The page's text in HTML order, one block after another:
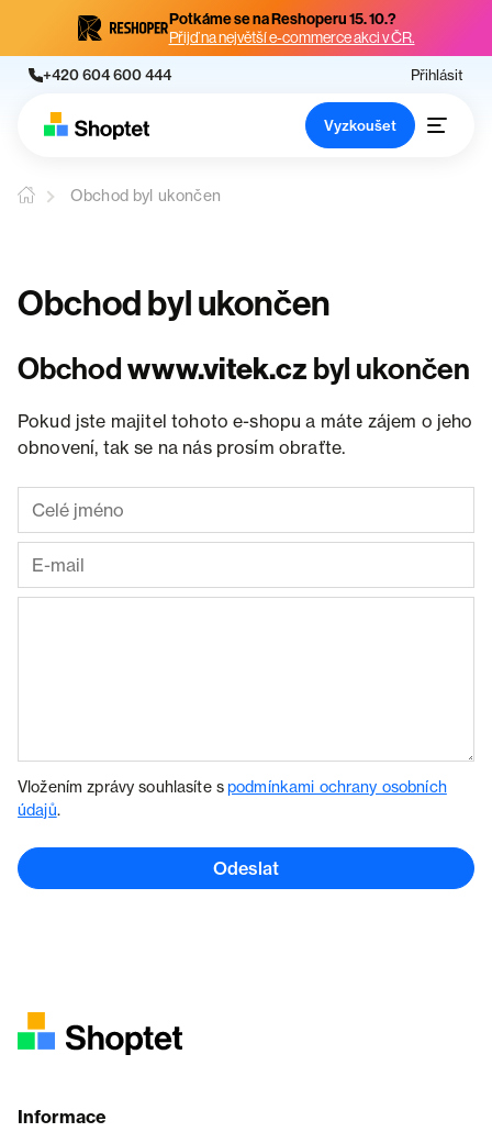
Potkáme se na Reshoperu 15. 10.?
Přijď na největší e-commerce akci v ČR.
+420 604 600 444 Přihlásit
Vyzkoušet
Obchod byl ukončen
Obchod byl ukončen
Obchodwww.vitek.cz byl ukončen
Pokud jste majitel tohoto e-shopu a máte zájem o jeho
obnovení, tak se na nás prosím obraťte.
Vložením zprávy souhlasíte spodmínkami ochrany osobních
údajů.
Odeslat
Informace